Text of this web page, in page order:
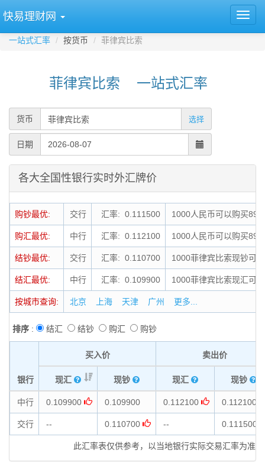
快易理财网
一站式汇率 按货币 菲律宾比索
菲律宾比索 一站式汇率
货币 选择
日期
各大全国性银行实时外汇牌价
购钞最优: 交行 汇率: 0.111500 1000人民币可以购买
购汇最优: 中行 汇率: 0.112100 1000人民币可以购买
结钞最优: 交行 汇率: 0.110700 1000菲律宾比索现钞可
结汇最优: 中行 汇率: 0.109900 1000菲律宾比索现汇可
按城市查询: 北京 上海 天津 广州 更多...
排序 : 结汇 结钞 购汇 购钞
银行
买入价 卖出价
现汇 现钞 现汇 现钞
中行 0.109900 0.109900 0.112100 0.112100
交行 -- 0.110700 -- 0.111500
此汇率表仅供参考，以当地银行实际交易汇率为准